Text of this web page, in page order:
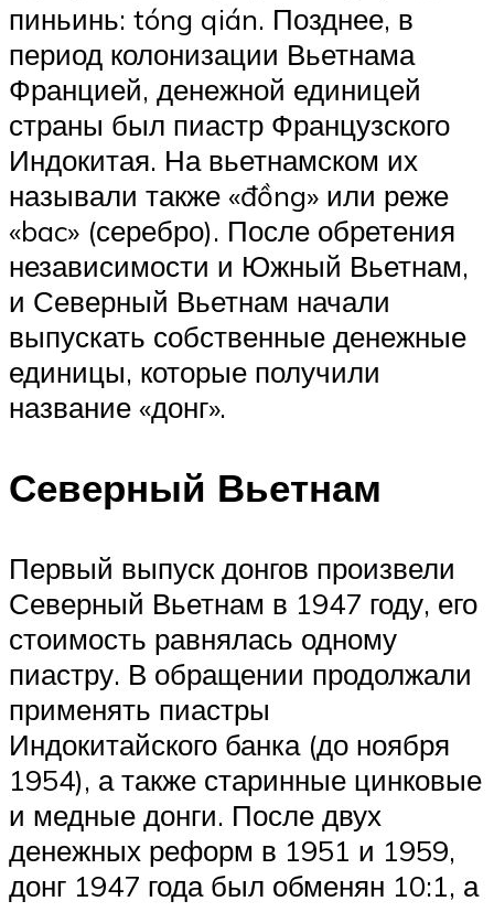
пиньинь: tóng qián. Позднее, в
период колонизации Вьетнама
Францией, денежной единицей
страны был пиастр Французского
Индокитая. На вьетнамском их
называли также «đồng» или реже
«bac» (серебро). После обретения
независимости и Южный Вьетнам,
и Северный Вьетнам начали
выпускать собственные денежные
единицы, которые получили
название «донг».
Северный Вьетнам
Первый выпуск донгов произвели
Северный Вьетнам в 1947 году, его
стоимость равнялась одному
пиастру. В обращении продолжали
применять пиастры
Индокитайского банка (до ноября
1954), а также старинные цинковые
и медные донги. После двух
денежных реформ в 1951 и 1959,
донг 1947 года был обменян 10:1, а